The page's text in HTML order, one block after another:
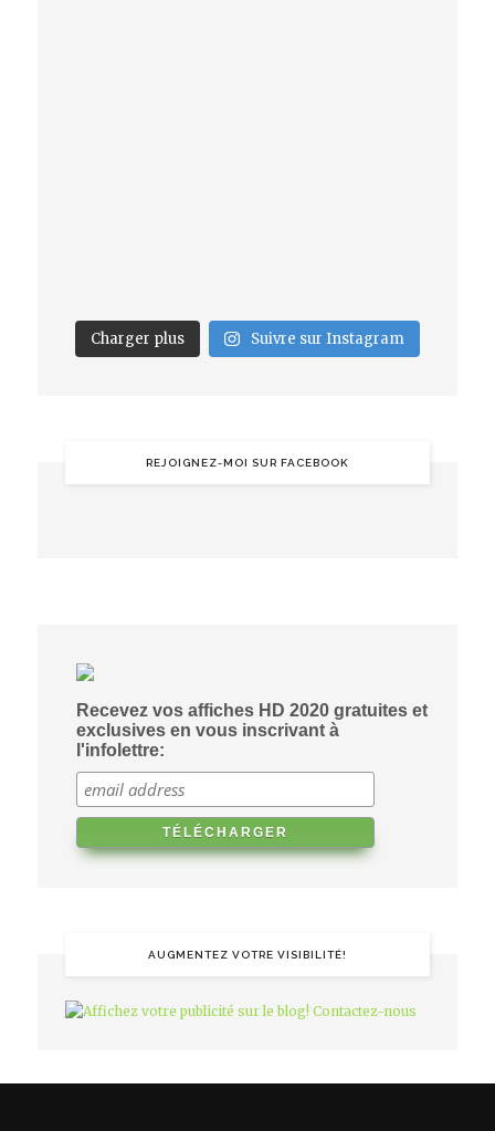
Charger plus Suivre sur Instagram
REJOIGNEZ-MOI SUR FACEBOOK
Recevez vos affiches HD 2020 gratuites et
exclusives en vous inscrivant à
l'infolettre:
AUGMENTEZ VOTRE VISIBILITÉ!